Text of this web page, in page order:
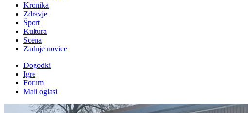
Kronika
Zdravje
Šport
Kultura
Scena
Zadnje novice
Dogodki
Igre
Forum
Mali oglasi